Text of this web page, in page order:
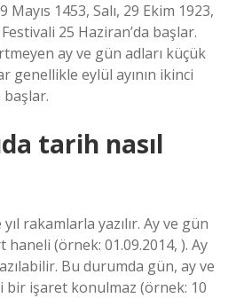
Mayıs 1453, Salı, 29 Ekim 1923,
25 Haziran’da başlar.
ay ve gün adları küçük
genellikle eylül ayının ikinci
başlar.
tarih nasıl
rakamlarla yazılır. Ay ve gün
haneli (örnek: 01.09.2014, ). Ay
Bu durumda gün, ay ve
bir işaret konulmaz (örnek: 10